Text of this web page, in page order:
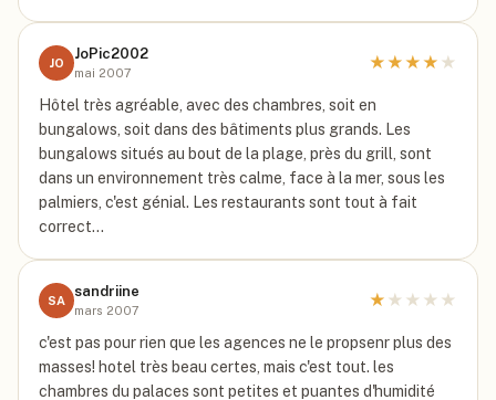
JO
JoPic2002
mai 2007
★★★★ ★
Hôtel très agréable, avec des chambres, soit en
bungalows, soit dans des bâtiments plus grands. Les
bungalows situés au bout de la plage, près du grill, sont
dans un environnement très calme, face à la mer, sous les
palmiers, c'est génial. Les restaurants sont tout à fait
correct…
SA
sandriine
mars 2007
★ ★ ★ ★ ★
c'est pas pour rien que les agences ne le propsenr plus des
masses! hotel très beau certes, mais c'est tout. les
chambres du palaces sont petites et puantes d'humidité